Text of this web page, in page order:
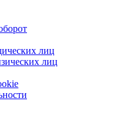
лиц
лиц